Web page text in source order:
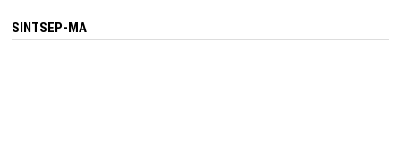
SINTSEP-MA